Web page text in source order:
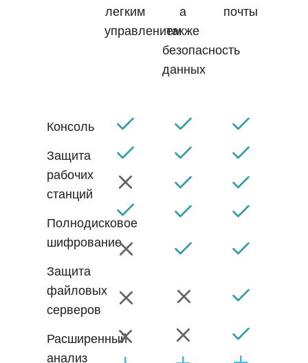
легким
управлением
а
также
безопасность
данных
почты
Консоль
Защита
рабочих
станций
Полнодисковое
шифрование
Защита
файловых
серверов
Расширенный
анализ